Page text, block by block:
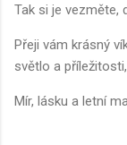
Tak si je vezměte,
Přeji vám krásný
světlo a
Mír, lásku a letní